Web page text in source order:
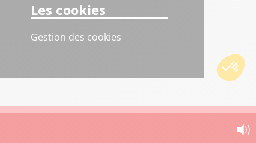
Les cookies
Gestion des cookies